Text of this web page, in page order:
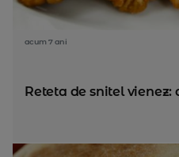
acum 7 ani
Reteta de snitel vienez: